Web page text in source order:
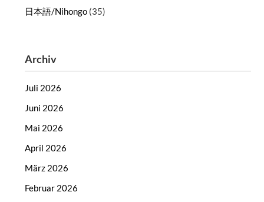
日本語/Nihongo (35)
Archiv
Juli 2026
Juni 2026
Mai 2026
April 2026
März 2026
Februar 2026